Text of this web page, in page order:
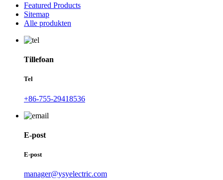
Featured Products
Sitemap
Alle produkten
Tillefoan
Tel
+86-755-29418536
E-post
E-post
manager@ysyelectric.com